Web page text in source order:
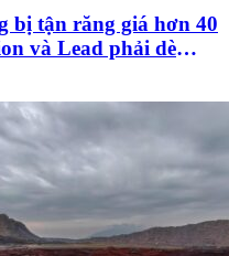
bị tận răng giá hơn 40
và Lead phải dè